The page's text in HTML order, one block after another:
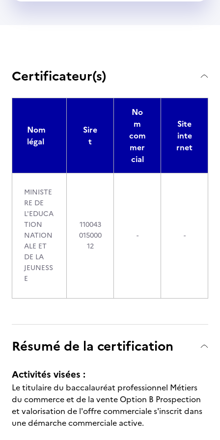
Certificateur(s)
Nom
légal
Sire
t
No
m
com
mer
cial
Site
inte
rnet
MINISTE
RE DE
L'EDUCA
TION
NATION
ALE ET
DE LA
JEUNESS
E
110043
015000
12
- -
Résumé de la certification
Activités visées :
Le titulaire du baccalauréat professionnel Métiers
du commerce et de la vente Option B Prospection
et valorisation de l'offre commerciale s'inscrit dans
une démarche commerciale active.